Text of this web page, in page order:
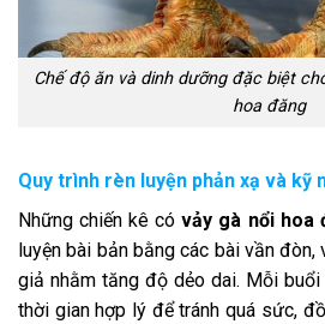
Chế độ ăn và dinh dưỡng đặc biệt
hoa đăng
Quy trình rèn luyện phản xạ và kỹ
Những chiến kê cóvảy gà nổi hoa
luyện bài bản bằng các bài vần
giả nhằm tăng độ dẻo dai. Mỗi
thời gian hợp lý để tránh quá sức,